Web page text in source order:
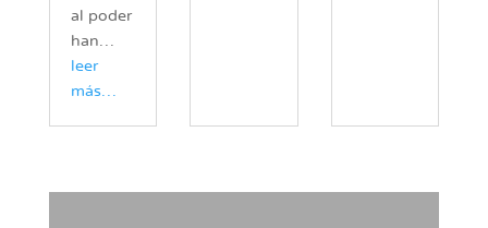
al poder
han…
leer
más…